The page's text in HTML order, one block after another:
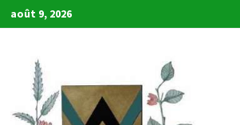
Passer
au
août 9, 2026